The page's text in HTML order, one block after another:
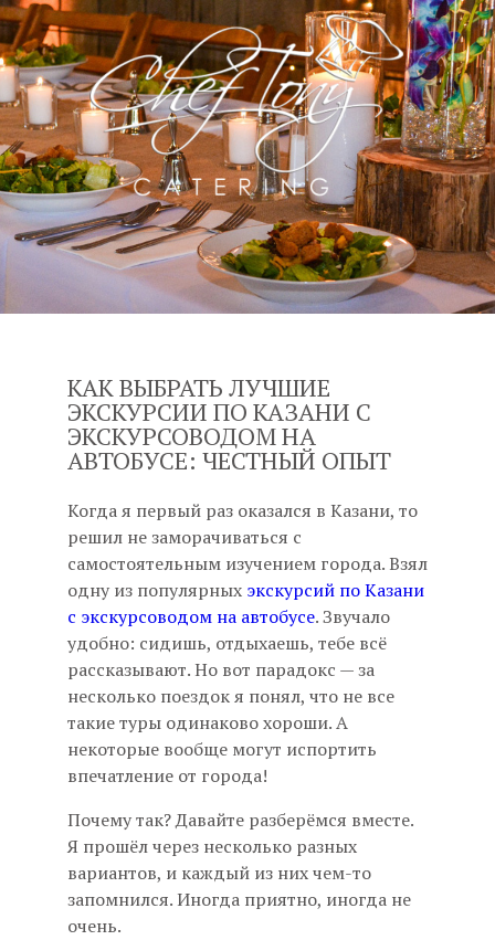
КАК ВЫБРАТЬ ЛУЧШИЕ
ЭКСКУРСИИ ПО КАЗАНИ С
ЭКСКУРСОВОДОМ НА
АВТОБУСЕ: ЧЕСТНЫЙ ОПЫТ
Когда я первый раз оказался в Казани, то
решил не заморачиваться с
самостоятельным изучением города. Взял
одну из популярных экскурсий по Казани
с экскурсоводом на автобусе. Звучало
удобно: сидишь, отдыхаешь, тебе всё
рассказывают. Но вот парадокс — за
несколько поездок я понял, что не все
такие туры одинаково хороши. А
некоторые вообще могут испортить
впечатление от города!
Почему так? Давайте разберёмся вместе.
Я прошёл через несколько разных
вариантов, и каждый из них чем-то
запомнился. Иногда приятно, иногда не
очень.